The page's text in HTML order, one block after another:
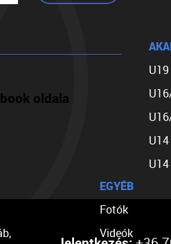
oldala
EGYÉB
Fotók
Videók